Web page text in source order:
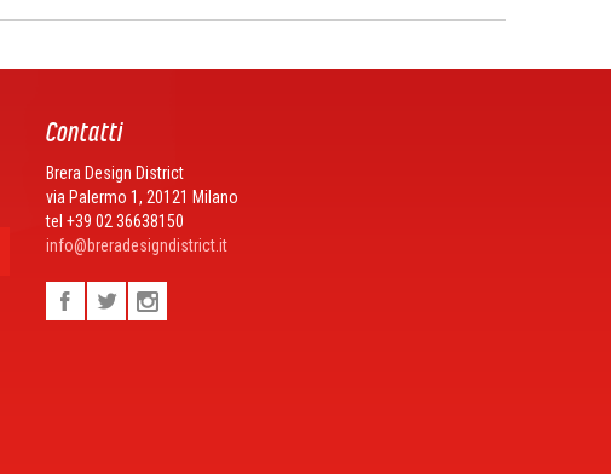
Contatti
Brera Design District
via Palermo 1, 20121 Milano
tel +39 02 36638150
info@breradesigndistrict.it